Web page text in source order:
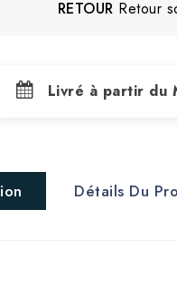
RETOUR Retour
Livré à partir du
Détails Du